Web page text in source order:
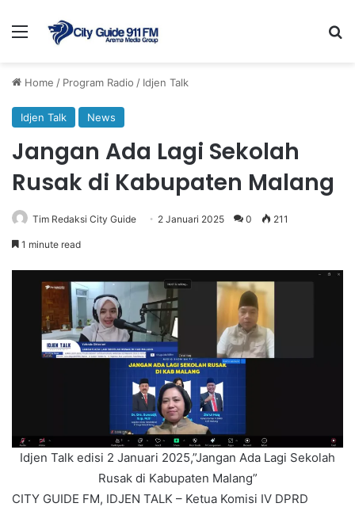
Menu
Home / Program Radio / Idjen Talk
Idjen Talk News
Jangan Ada Lagi Sekolah
Rusak di Kabupaten Malang
Tim Redaksi City Guide 2 Januari 2025 0 211
1 minute read
Idjen Talk edisi 2 Januari 2025,”Jangan Ada Lagi Sekolah
Rusak di Kabupaten Malang”
CITY GUIDE FM, IDJEN TALK – Ketua Komisi IV DPRD